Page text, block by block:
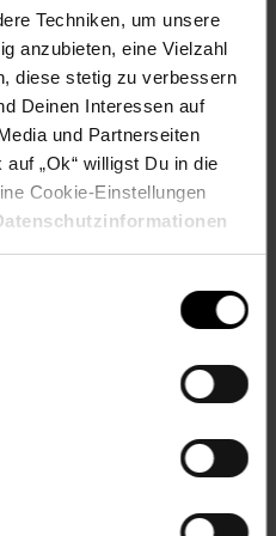
Techniken, um unsere
anzubieten, eine Vielzahl
diese stetig zu verbessern
Deinen Interessen auf
und Partnerseiten
„Ok“ willigst Du in die
Cookie-Einstellungen
Shop Weinwelt